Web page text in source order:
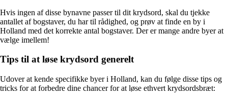
Hvis ingen af disse bynavne passer til dit krydsord, skal du tjekke
antallet af bogstaver, du har til rådighed, og prøv at finde en by i
Holland med det korrekte antal bogstaver. Der er mange andre byer at
vælge imellem!
Tips til at løse krydsord generelt
Udover at kende specifikke byer i Holland, kan du følge disse tips og
tricks for at forbedre dine chancer for at løse ethvert krydsordsbræt: